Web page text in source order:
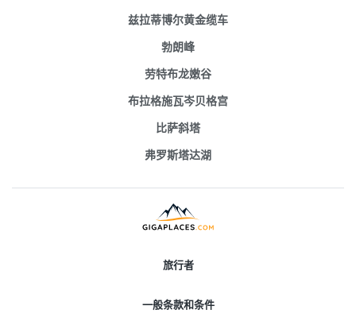
兹拉蒂博尔黄金缆车
勃朗峰
劳特布龙嫩谷
布拉格施瓦岑贝格宫
比萨斜塔
弗罗斯塔达湖
旅行者
一般条款和条件